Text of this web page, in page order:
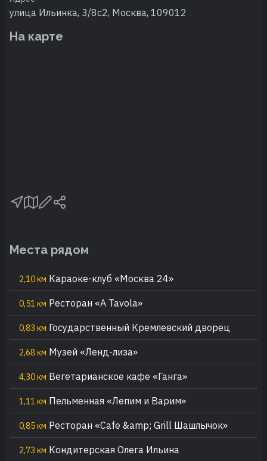
улица Ильинка, 3/8с2, Москва, 109012
На карте
Места рядом
2,10 км Караоке-клуб «Москва 24»
0,51 км Ресторан «A Tavola»
0,83 км Государственный Кремлевский дворец
2,68 км Музей «Ленд-лиза»
4,30 км Вегетарианское кафе «Ганга»
1,11 км Пельменная «Лепим и Варим»
0,85 км Ресторан «Cafe &amp; Grill Шашлычок»
2,73 км Кондитерская Олега Ильина